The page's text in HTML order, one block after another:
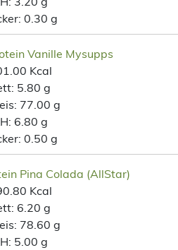
0.30 g
Vanille Mysupps
Kcal
5.80 g
77.00 g
6.80 g
0.50 g
Pina Colada (AllStar)
Kcal
6.20 g
78.60 g
5.00 g